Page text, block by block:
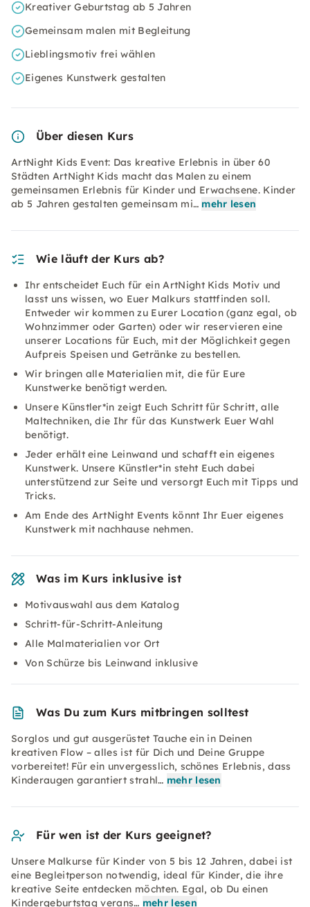
Kreativer Geburtstag ab 5 Jahren
Gemeinsam malen mit Begleitung
Lieblingsmotiv frei wählen
Eigenes Kunstwerk gestalten
Über diesen Kurs
ArtNight Kids Event: Das kreative Erlebnis in über 60
Städten ArtNight Kids macht das Malen zu einem
gemeinsamen Erlebnis für Kinder und Erwachsene. Kinder
ab 5 Jahren gestalten gemeinsam mi… mehr lesen
Wie läuft der Kurs ab?
Ihr entscheidet Euch für ein ArtNight Kids Motiv und
lasst uns wissen, wo Euer Malkurs stattfinden soll.
Entweder wir kommen zu Eurer Location (ganz egal, ob
Wohnzimmer oder Garten) oder wir reservieren eine
unserer Locations für Euch, mit der Möglichkeit gegen
Aufpreis Speisen und Getränke zu bestellen.
Wir bringen alle Materialien mit, die für Eure
Kunstwerke benötigt werden.
Unsere Künstler*in zeigt Euch Schritt für Schritt, alle
Maltechniken, die Ihr für das Kunstwerk Euer Wahl
benötigt.
Jeder erhält eine Leinwand und schafft ein eigenes
Kunstwerk. Unsere Künstler*in steht Euch dabei
unterstützend zur Seite und versorgt Euch mit Tipps und
Tricks.
Am Ende des ArtNight Events könnt Ihr Euer eigenes
Kunstwerk mit nachhause nehmen.
Was im Kurs inklusive ist
Motivauswahl aus dem Katalog
Schritt-für-Schritt-Anleitung
Alle Malmaterialien vor Ort
Von Schürze bis Leinwand inklusive
Was Du zum Kurs mitbringen solltest
Sorglos und gut ausgerüstet Tauche ein in Deinen
kreativen Flow – alles ist für Dich und Deine Gruppe
vorbereitet! Für ein unvergesslich, schönes Erlebnis, dass
Kinderaugen garantiert strahl… mehr lesen
Für wen ist der Kurs geeignet?
Unsere Malkurse für Kinder von 5 bis 12 Jahren, dabei ist
eine Begleitperson notwendig, ideal für Kinder, die ihre
kreative Seite entdecken möchten. Egal, ob Du einen
Kindergeburtstag verans… mehr lesen